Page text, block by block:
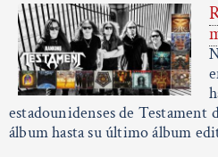
estadounidenses de Testament
álbum hasta su último álbum